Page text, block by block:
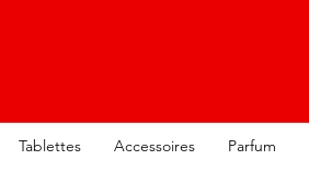
Tablettes Accessoires Parfum